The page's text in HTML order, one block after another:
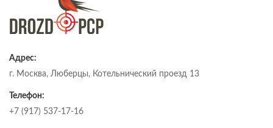
Адрес:
г. Москва, Люберцы, Котельнический проезд 13
Телефон:
+7 (917) 537-17-16